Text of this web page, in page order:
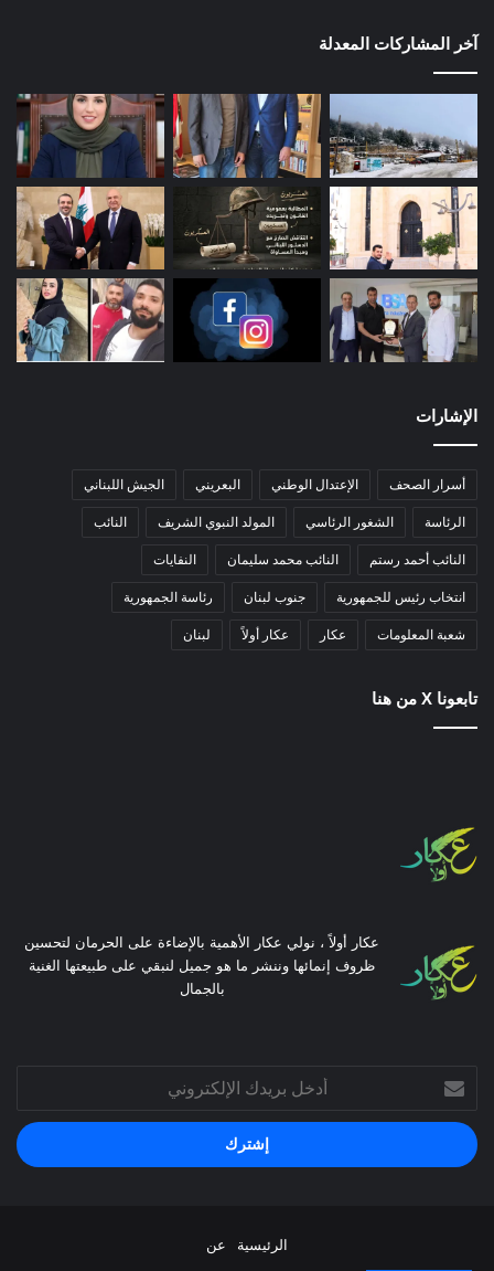
آخر المشاركات المعدلة
الإشارات
أسرار الصحف الإعتدال الوطني البعريني الجيش اللبناني
الرئاسة الشغور الرئاسي المولد النبوي الشريف النائب
النائب أحمد رستم النائب محمد سليمان النفايات
انتخاب رئيس للجمهورية جنوب لبنان رئاسة الجمهورية
شعبة المعلومات عكار عكار أولاً لبنان
تابعونا X من هنا
عكار أولاً ، نولي عكار الأهمية بالإضاءة على الحرمان لتحسين
ظروف إنمائها وننشر ما هو جميل لنبقي على طبيعتها الغنية
بالجمال
بريدك
الإلكتروني
الرئيسية عن